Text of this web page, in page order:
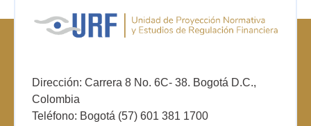
Dirección: Carrera 8 No. 6C- 38. Bogotá D.C.,
Colombia
Teléfono: Bogotá (57) 601 381 1700